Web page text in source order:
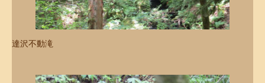
達沢不動滝